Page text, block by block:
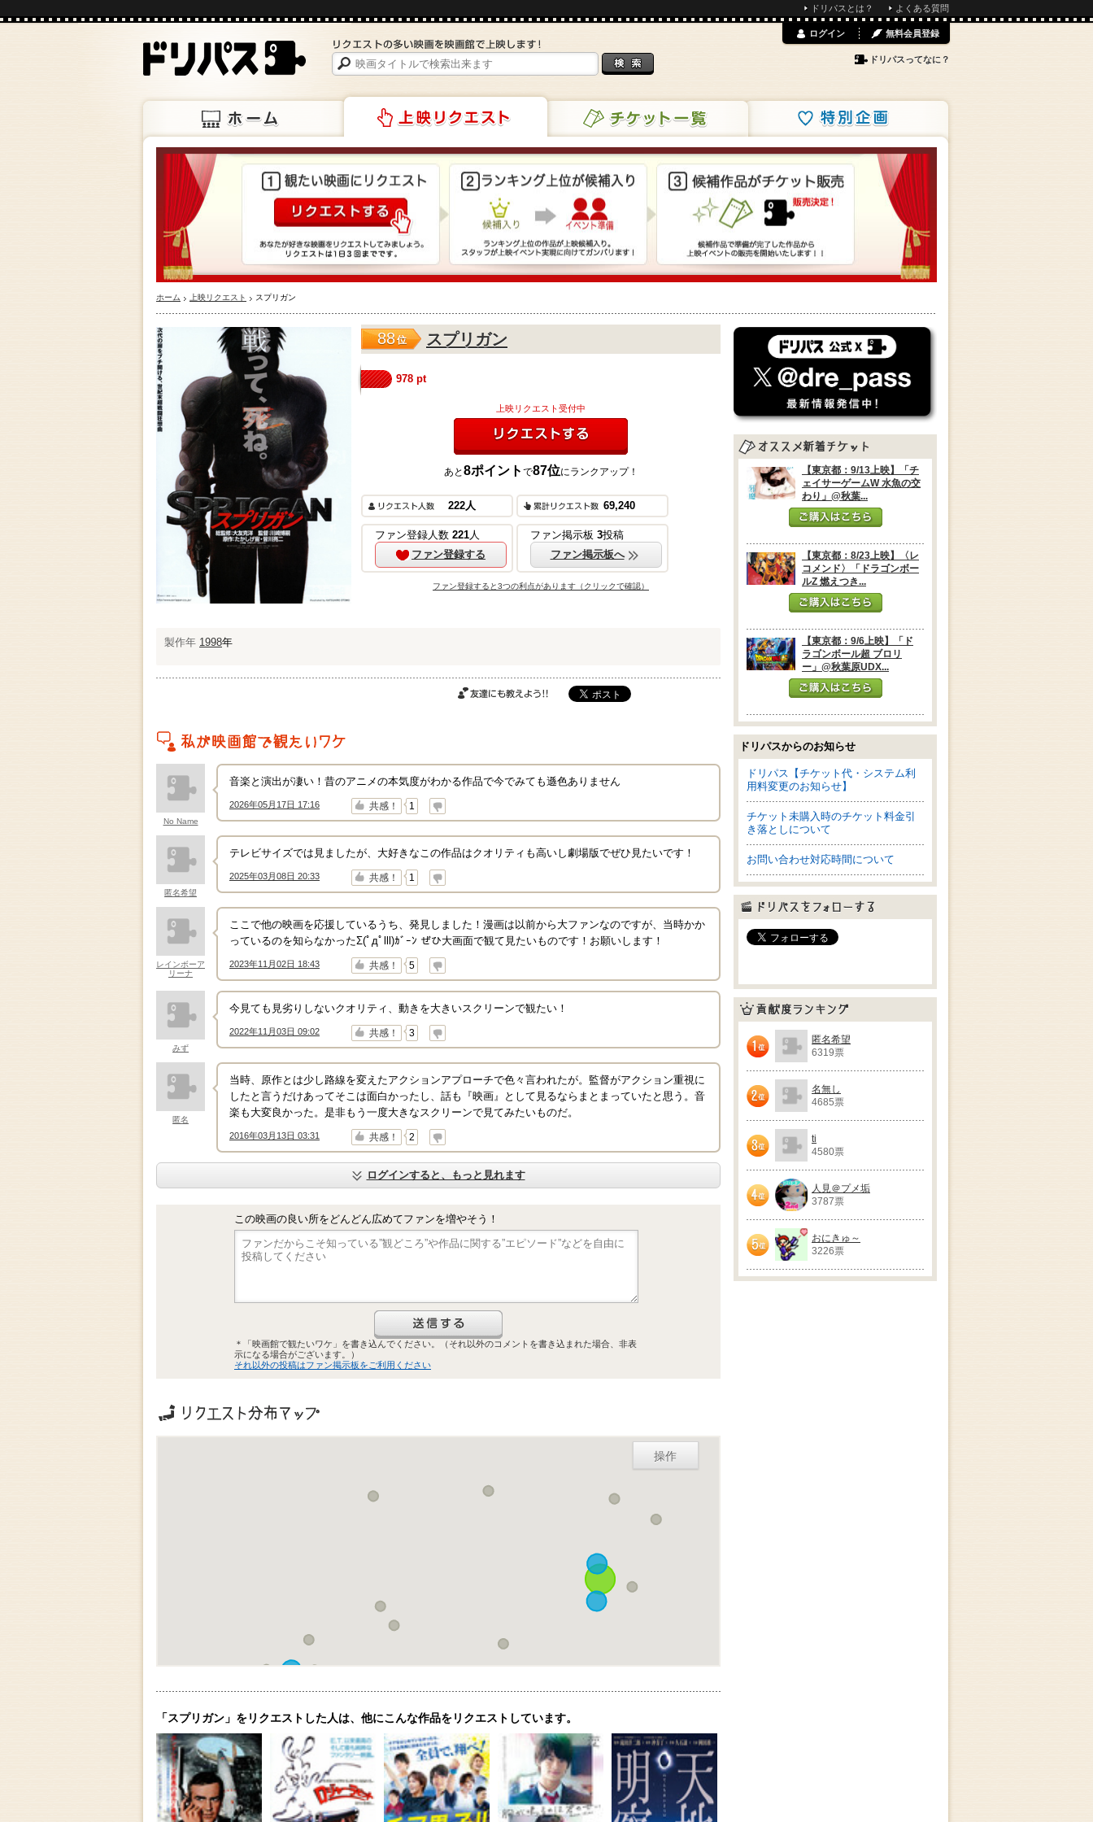
ドリパスとは？ よくある質問
チケット一覧 特別企画
ログイン 無料会員登録
ドリパスってなに？
ホーム 上映リクエスト スプリガン
88位 スプリガン
978 pt
上映リクエスト受付中
リクエストする
あと8ポイント で87位にランクアップ！
222人 69,240
ファン登録人数 221人
ファン登録する
ファン掲示板 3投稿
ファン掲示板へ
ファン登録すると3つの利点があります（クリックで確認）
製作年 1998年
私がこの作品を映画館で観たいワケ
No Name
音楽と演出が凄い！昔のアニメの本気度がわかる作品で今でみても遜色ありません
2026年05月17日 17:16
↑ 共感！ 1
↓
匿名希望
テレビサイズでは見ましたが、大好きなこの作品はクオリティも高いし劇場版でぜひ見たいです！
2025年03月08日 20:33
↑ 共感！ 1
↓
レインボーア
リーナ
ここで他の映画を応援しているうち、発見しました！漫画は以前から大ファンなのですが、当時かか
っているのを知らなかったΣ(ﾟдﾟlll)ｶﾞｰﾝ ぜひ大画面で観て見たいものです！お願いします！
2023年11月02日 18:43
↑ 共感！ 5
↓
みず
今見ても見劣りしないクオリティ、動きを大きいスクリーンで観たい！
2022年11月03日 09:02
↑ 共感！ 3
↓
匿名
当時、原作とは少し路線を変えたアクションアプローチで色々言われたが。監督がアクション重視に
したと言うだけあってそこは面白かったし、話も『映画』として見るならまとまっていたと思う。音
楽も大変良かった。是非もう一度大きなスクリーンで見てみたいものだ。
2016年03月13日 03:31
↑ 共感！ 2
↓
ログインすると、もっと見れます
この映画の良い所をどんどん広めてファンを増やそう！
＊「映画館で観たいワケ」を書き込んでください。（それ以外のコメントを書き込まれた場合、非表
示になる場合がございます。）
それ以外の投稿はファン掲示板をご利用ください
操作
「スプリガン」をリクエストした人は、他にこんな作品をリクエストしています。
【東京都：9/13上映】「チ
ェイサーゲームW 水魚の交
わり」@秋葉...
ご購入はこちら
【東京都：8/23上映】〈レ
コメンド〉「ドラゴンボー
ルZ 燃えつき...
【東京都：9/6上映】「ド
ラゴンボール超 ブロリ
ー」@秋葉原UDX...
ドリパスからのお知らせ
ドリパス【チケット代・システム利
用料変更のお知らせ】
チケット未購入時のチケット料金引
き落としについて
お問い合わせ対応時間について
ドリパスをフォローする
貢献度ランキング匿名希望
6319票
名無し
4685票
ti
4580票
人見＠プメ垢
3787票
おにきゅ～
3226票